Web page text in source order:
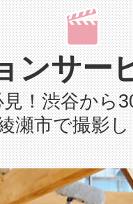
ンサー
！渋谷から
瀬市で撮影